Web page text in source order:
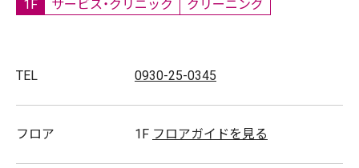
1F サービス・クリニック クリーニング
TEL 0930-25-0345
フロア 1F フロアガイドを見る